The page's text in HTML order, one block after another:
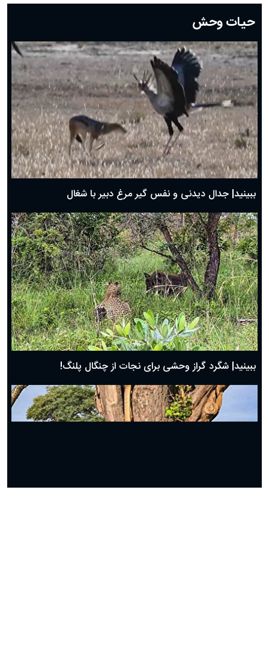
دعای روز بیستم ماه رمضان؛ ۱۹ اسفند ۱۴۰۴
دعای روز هشتم ماه مبارک رمضان؛ ۷ اسفند ماه ۱۴۰۴
دعای روز هفتم ماه رمضان؛ ۶ اسفند ۱۴۰۴
دعای روز ششم ماه رمضان؛ ۵ اسفند ۱۴۰۴
دعای روز پنجم ماه رمضان؛ ۴ اسفند ۱۴۰۴
دعای روز چهارم ماه مبارک رمضان؛ ۳ اسفند ۱۴۰۴
دعای روز سوم ماه مبارک رمضان؛ ۱۴ اسفند ۱۴۰۴
دعای روز دوم ماه مبارک رمضان ۱ اسفند ماه ۱۴۰۴
دعای روز اول ماه مبارک رمضان، ۳۰ بهمن ۱۴۰۴
حضرت زینب(س) چگونه از دنیا رفت؟
بهترین پیامک تبریک روز پدر ۱۴۰۴؛ جملات زیبا و صمیمانه
حیات وحش
ببینید| جدال دیدنی و نفس گیر مرغ دبیر با شغال
ببینید| شگرد گراز وحشی برای نجات از چنگال پلنگ!